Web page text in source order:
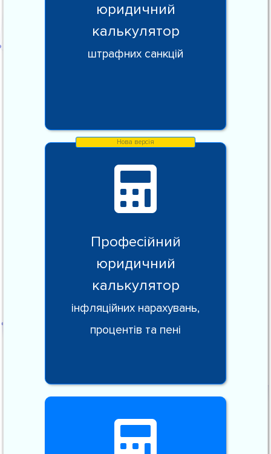
юридичний
калькулятор
штрафних санкцій
Професійний
юридичний
калькулятор
інфляційних нарахувань,
процентів та пені